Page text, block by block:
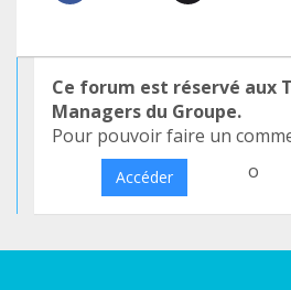
Ce forum est réservé aux
Managers du Groupe.
Pour pouvoir faire un
Accéder o